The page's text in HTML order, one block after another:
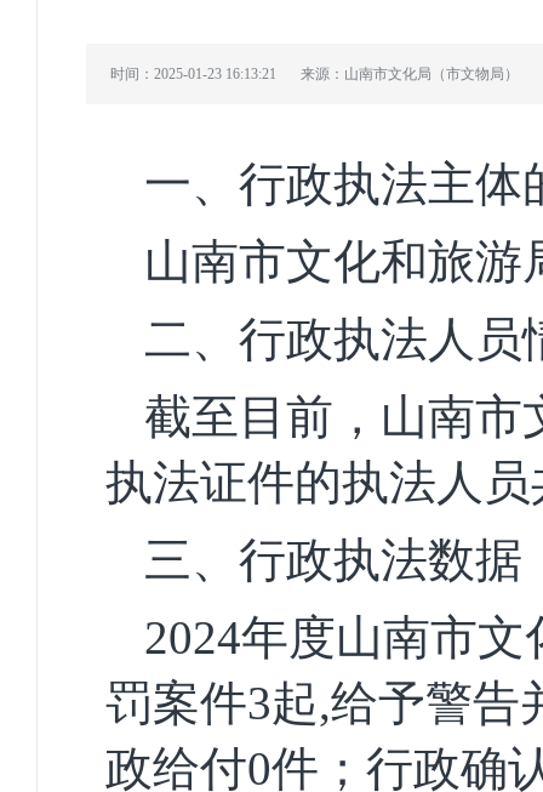
时间：2025-01-23 16:13:21 来源：山南市文化局（市文物局）
一、行政执法主体
山南市文化和旅游
二、行政执法人员
截至目前，山南市
执法证件的执法人员
三、行政执法数据
2024年度山南市
罚案件3起,给予警告
政给付0件；行政确